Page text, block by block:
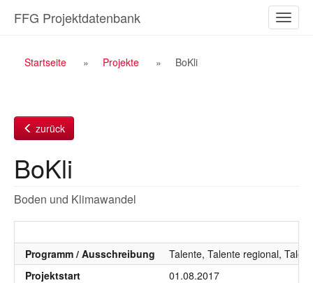
Inhalt
ein-/
FFG Projektdatenbank
Breadcrumb
Startseite Projekte BoKli
zurück
BoKli
Boden und Klimawandel
Programm / Ausschreibung
Talente, Talente regional,
Projektstart
01.08.2017